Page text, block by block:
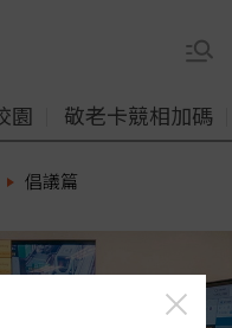
園 敬老卡競相加碼
倡議篇